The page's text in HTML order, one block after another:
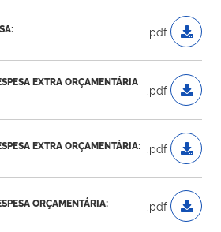
.pdf
EXTRA ORÇAMENTÁRIA
.pdf
EXTRA ORÇAMENTÁRIA: .pdf
ORÇAMENTÁRIA: .pdf